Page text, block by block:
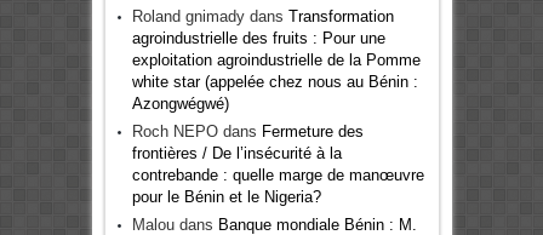
Roland gnimadydans Transformation
agroindustrielle des fruits : Pour une
exploitation agroindustrielle de la Pomme
white star (appelée chez nous au Bénin :
Azongwégwé)
Roch NEPOdans Fermeture des
frontières / De l’insécurité à la
contrebande : quelle marge de manœuvre
pour le Bénin et le Nigeria?
Maloudans Banque mondiale Bénin : M.